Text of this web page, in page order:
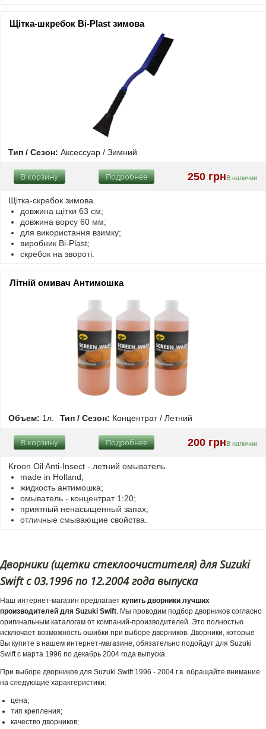
Щітка-шкребок Bi-Plast зимова
Тип / Сезон: Аксессуар / Зимний
250 грнВ наличии
Подробнее
В корзину
Щітка-скребок зимова.
довжина щітки 63 см;
довжина ворсу 60 мм;
для використання взимку;
виробник Bi-Plast;
скребок на звороті.
Літній омивач Антимошка
Объем: 1л. Тип / Сезон: Концентрат / Летний
200 грн В наличии
Подробнее
В корзину
Kroon Oil Anti-Insect - летний омыватель.
made in Holland;
жидкость антимошка;
омыватель - концентрат 1:20;
приятный ненасыщенный запах;
отличные смывающие свойства.
Дворники (щетки стеклоочистителя) для Suzuki
Swift с 03.1996 по 12.2004 года выпуска
Наш интернет-магазин предлагает купить дворники лучших
производителей для Suzuki Swift. Мы проводим подбор дворников согласно
оригинальным каталогам от компаний-производителей. Это полностью
исключает возможность ошибки при выборе дворников. Дворники, которые
Вы купите в нашем интернет-магазине, обязательно подойдут для Suzuki
Swift с марта 1996 по декабрь 2004 года выпуска.
При выборе дворников для Suzuki Swift 1996 - 2004 г.в. обращайте внимание
на следующие характеристики:
цена;
тип крепления;
качество дворников;